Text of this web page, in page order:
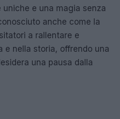
e una magia senza
anche come la
a rallentare e
e nella storia, offrendo una
una pausa dalla